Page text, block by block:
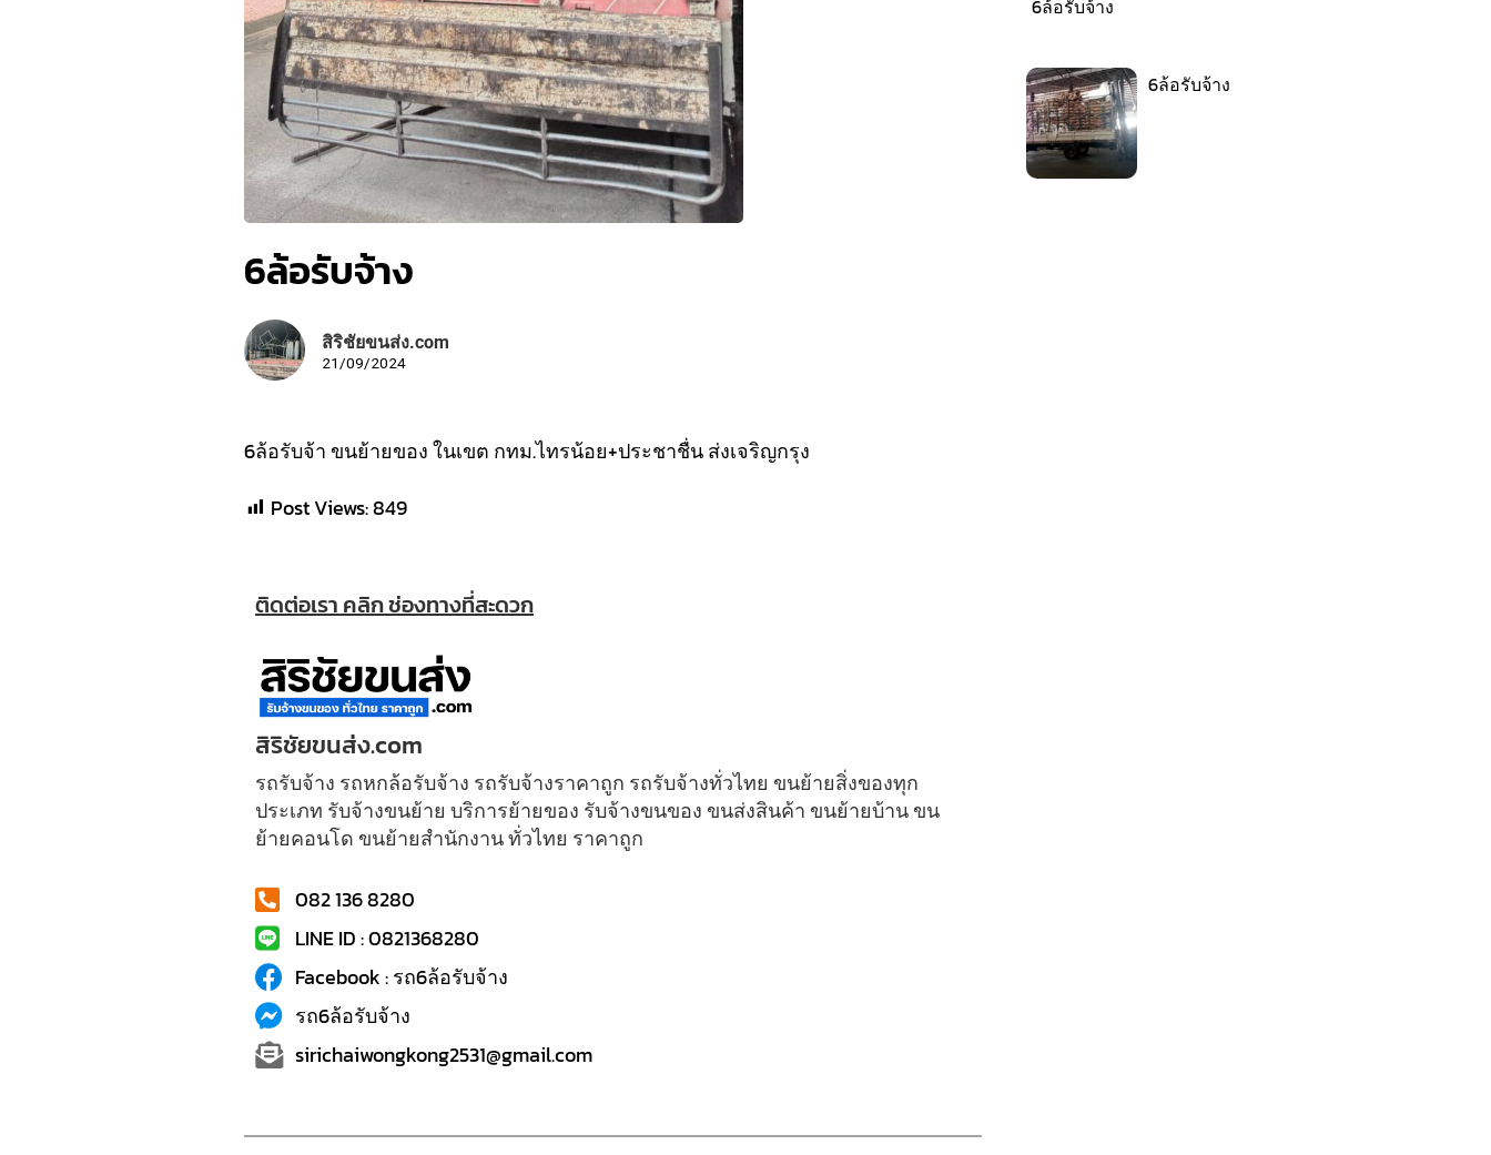
6ล้อรับจ้าง
สิริชัยขนส่ง.com
21/09/2024
6ล้อรับจ้า ขนย้ายของ ในเขต กทม.ไทรน้อย+ประชาชื่น ส่งเจริญกรุง
Post Views:849
ติดต่อเรา คลิก ช่องทางที่สะดวก
สิริชัยขนส่ง.com
รถรับจ้าง รถหกล้อรับจ้าง รถรับจ้างราคาถูก รถรับจ้างทั่วไทย ขนย้ายสิ่งของทุก
ประเภท รับจ้างขนย้าย บริการย้ายของ รับจ้างขนของ ขนส่งสินค้า ขนย้ายบ้าน ขน
ย้ายคอนโด ขนย้ายสำนักงาน ทั่วไทย ราคาถูก
082 136 8280
LINE ID : 0821368280
Facebook : รถ6ล้อรับจ้าง
รถ6ล้อรับจ้าง
sirichaiwongkong2531@gmail.com
6ล้อรับจ้าง
6ล้อรับจ้าง